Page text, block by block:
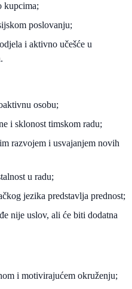
kupcima;
poslovanju;
i aktivno učešće u
osobu;
i sklonost timskom radu;
razvojem i usvajanjem novih
u radu;
jezika predstavlja prednost;
nije uslov, ali će biti dodatna
i motivirajućem okruženju;